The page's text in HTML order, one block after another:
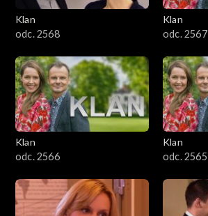
Klan
odc. 2568
Klan
odc. 2567
Klan
odc. 2566
Klan
odc. 2565